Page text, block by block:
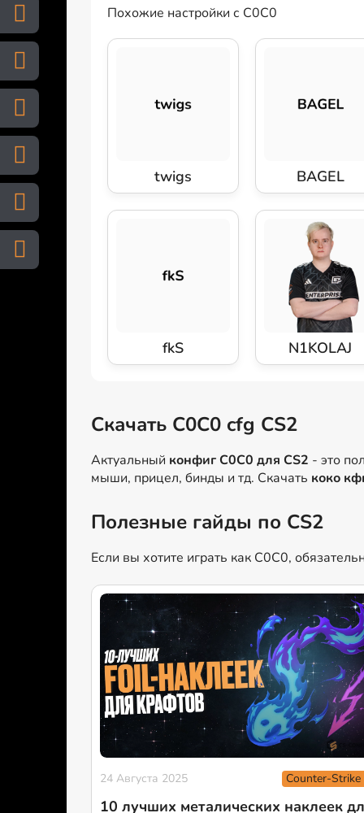
Похожие настройки с C0C0
twigs BAGEL
fkS N1KOLAJ
Скачать C0C0 cfg CS2
Актуальный конфиг C0C0 для CS2 - это
мыши, прицел, бинды и тд. Скачать коко
Полезные гайды по CS2
Если вы хотите играть как C0C0,
24 Августа 2025 Counter-Strike
10 лучших металических наклеек